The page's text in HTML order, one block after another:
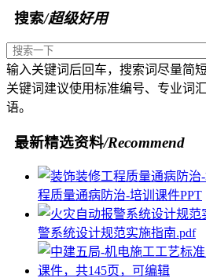
搜索/超级好用
输入关键词后回车，搜索词尽量简短
关键词建议使用标准编号、专业词
语。
最新精选资料/Recommend
程质量通病防治-培训课件PPT
警系统设计规范实施指南.pdf